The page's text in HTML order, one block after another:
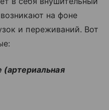
на фоне
и переживаний. Вот